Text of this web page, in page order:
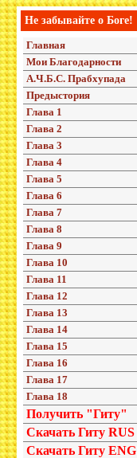
Не забывайте о Боге!
Главная
Мои Благодарности
А.Ч.Б.С. Прабхупада
Предыстория
Глава 1
Глава 2
Глава 3
Глава 4
Глава 5
Глава 6
Глава 7
Глава 8
Глава 9
Глава 10
Глава 11
Глава 12
Глава 13
Глава 14
Глава 15
Глава 16
Глава 17
Глава 18
Получить "Гиту"
Скачать Гиту RUS
Скачать Гиту ENG